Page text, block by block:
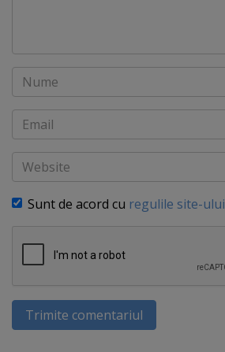
Nume
Email
Website
Sunt de acord cu regulile site-ului
Trimite comentariul